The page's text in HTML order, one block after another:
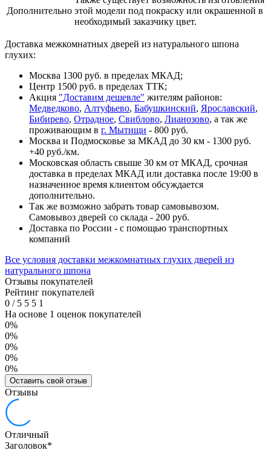
Дополнительно этой модели под покраску или окрашенной в
необходимый заказчику цвет.
Доставка межкомнатных дверей из натурального шпона
глухих:
Москва 1300 руб. в пределах МКАД;
Центр 1500 руб. в пределах ТТК;
Акция "Доставим дешевле" жителям районов:
Медведково, Алтуфьево, Бабушкинский, Ярославский,
Бибирево, Отрадное, Свиблово, Лианозово, а так же
проживающим в г. Мытищи - 800 руб.
Москва и Подмосковье за МКАД до 30 км - 1300 руб.
+40 руб./км.
Московская область свыше 30 км от МКАД, срочная
доставка в пределах МКАД или доставка после 19:00 в
назначенное время клиентом обсуждается
дополнительно.
Так же возможно забрать товар самовывозом.
Самовывоз дверей со склада - 200 руб.
Доставка по России - с помощью транспортных
компаний
Все условия доставки межкомнатных глухих дверей из
натурального шпона
Отзывы покупателей
Рейтинг покупателей
0 /5 5 5 1
На основе 1 оценок покупателей
0%
0%
0%
0%
0%
Оставить свой отзыв
Отзывы
Отличный
Заголовок*